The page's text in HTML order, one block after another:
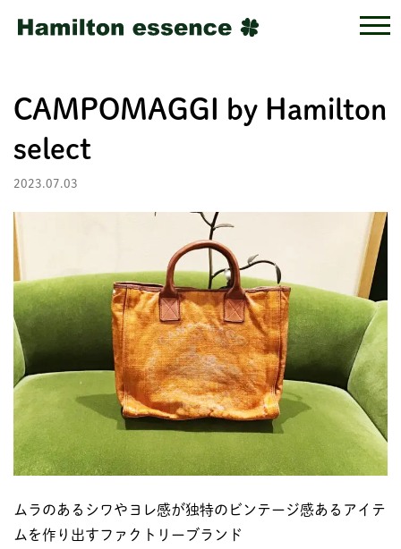
CAMPOMAGGI by Hamilton
select
2023.07.03
ムラのあるシワやヨレ感が独特のビンテージ感あるアイテ
ムを作り出すファクトリーブランド